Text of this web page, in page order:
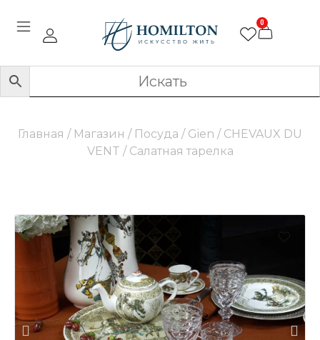
0
Главная / Магазин / Посуда / Gien / CHEVAUX DU
VENT / Салатная тарелка